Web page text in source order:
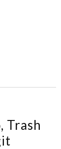
Trash